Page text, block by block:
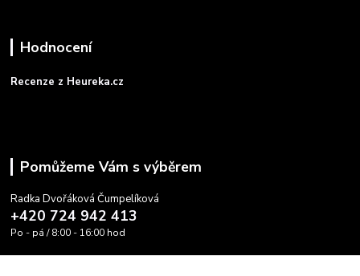
Hodnocení
Recenze z Heureka.cz
Pomůžeme Vám s výběrem
Radka Dvořáková Čumpelíková
+420 724 942 413
Po - pá / 8:00 - 16:00 hod